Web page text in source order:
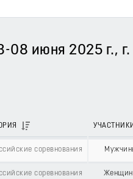
08 июня 2025 г., г.
УЧАСТНИКИ
соревнования
соревнования